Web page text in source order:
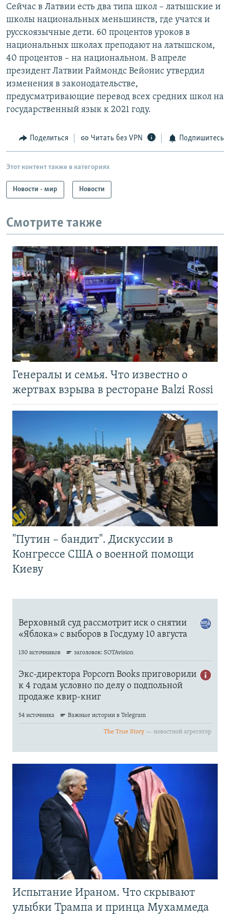
Сейчас в Латвии есть два типа школ – латышские и
школы национальных меньшинств, где учатся и
русскоязычные дети. 60 процентов уроков в
национальных школах преподают на латышском,
40 процентов – на национальном. В апреле
президент Латвии Раймондс Вейонис утвердил
изменения в законодательстве,
предусматривающие перевод всех средних школ на
государственный язык к 2021 году.
Поделиться Читать без VPN Подпишитесь
Этот контент также в категориях
Новости - мир Новости
Смотрите также
Генералы и семья. Что известно о
жертвах взрыва в ресторане Balzi Rossi
"Путин – бандит". Дискуссии в
Конгрессе США о военной помощи
Киеву
Испытание Ираном. Что скрывают
улыбки Трампа и принца Мухаммеда